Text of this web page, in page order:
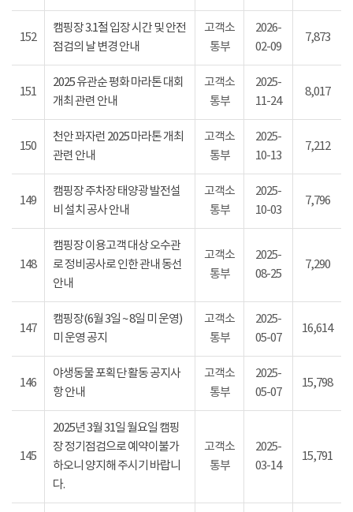
152
캠핑장 3.1절 입장 시간 및 안전
점검의 날 변경 안내
고객소
통부
2026-
02-09
7,873
151
2025 유관순 평화 마라톤 대회
개최 관련 안내
고객소
통부
2025-
11-24
8,017
150
천안 꽈자런 2025 마라톤 개최
관련 안내
고객소
통부
2025-
10-13
7,212
149
캠핑장 주차장 태양광 발전설
비 설치 공사 안내
고객소
통부
2025-
10-03
7,796
148
캠핑장 이용고객 대상 오수관
로 정비공사로 인한 관내 동선
안내
고객소
통부
2025-
08-25
7,290
147
캠핑장(6월 3일 ~ 8일 미 운영)
미 운영 공지
고객소
통부
2025-
05-07
16,614
146
야생동물 포획단 활동 공지사
항 안내
고객소
통부
2025-
05-07
15,798
145
2025년 3월 31일 월요일 캠핑
장 정기점검으로 예약이불가
하오니 양지해 주시기 바랍니
다.
고객소
통부
2025-
03-14
15,791